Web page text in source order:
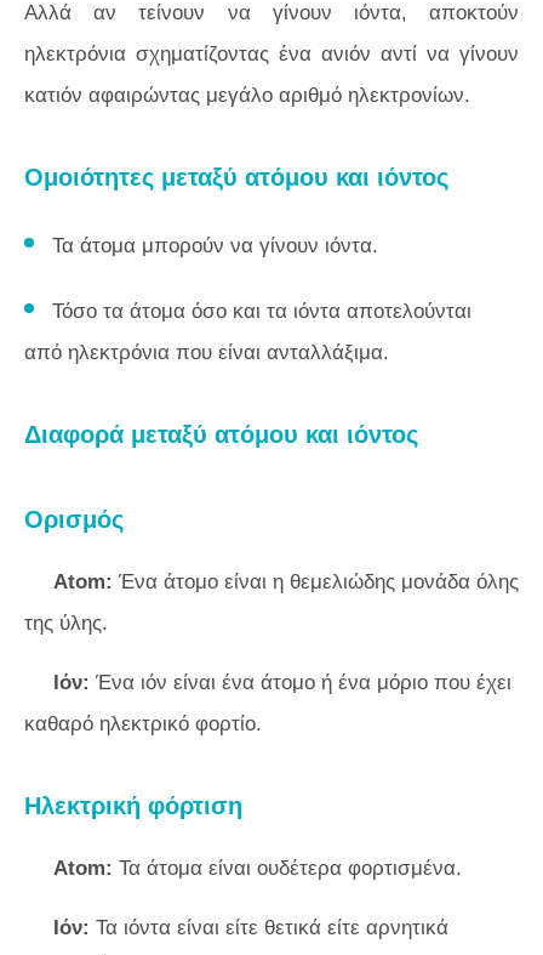
Αλλά αν τείνουν να γίνουν ιόντα, αποκτούν
ηλεκτρόνια σχηματίζοντας ένα ανιόν αντί να γίνουν
κατιόν αφαιρώντας μεγάλο αριθμό ηλεκτρονίων.
Ομοιότητες μεταξύ ατόμου και ιόντος
Τα άτομα μπορούν να γίνουν ιόντα.
Τόσο τα άτομα όσο και τα ιόντα αποτελούνται
από ηλεκτρόνια που είναι ανταλλάξιμα.
Διαφορά μεταξύ ατόμου και ιόντος
Ορισμός
Atom: Ένα άτομο είναι η θεμελιώδης μονάδα όλης
της ύλης.
Ιόν: Ένα ιόν είναι ένα άτομο ή ένα μόριο που έχει
καθαρό ηλεκτρικό φορτίο.
Ηλεκτρική φόρτιση
Atom: Τα άτομα είναι ουδέτερα φορτισμένα.
Ιόν: Τα ιόντα είναι είτε θετικά είτε αρνητικά